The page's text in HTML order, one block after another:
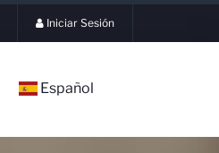
Iniciar Sesión
Español